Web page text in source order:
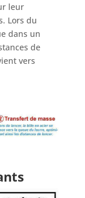
leur
Lors du
dans un
de
vers